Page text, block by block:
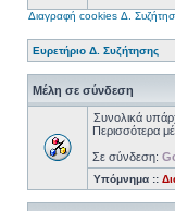
Διαγραφή cookies Δ.
Ευρετήριο Δ. Συζήτησης
Μέλη σε σύνδεση
Συνολικά
Περισσότερα
Σε σύνδεση:
Υπόμνημα ::